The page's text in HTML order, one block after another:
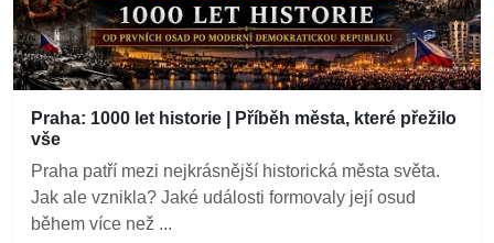
Praha: 1000 let historie | Příběh města, které přežilo
vše
Praha patří mezi nejkrásnější historická města světa.
Jak ale vznikla? Jaké události formovaly její osud
během více než ...